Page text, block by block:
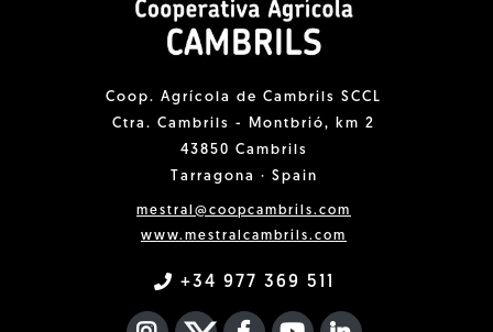
Coop. Agrícola de Cambrils SCCL
Ctra. Cambrils - Montbrió, km 2
43850 Cambrils
Tarragona · Spain
mestral@coopcambrils.com
www.mestralcambrils.com
+34 977 369 511